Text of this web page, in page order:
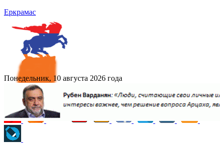
Еркрамас
Понедельник, 10 августа 2026 года